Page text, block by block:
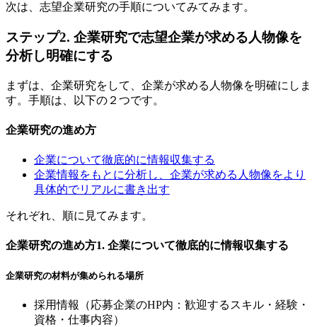
次は、志望企業研究の手順についてみてみます。
ステップ2. 企業研究で志望企業が求める人物像を
分析し明確にする
まずは、企業研究をして、企業が求める人物像を明確にしま
す。手順は、以下の２つです。
企業研究の進め方
企業について徹底的に情報収集する
企業情報をもとに分析し、企業が求める人物像をより
具体的でリアルに書き出す
それぞれ、順に見てみます。
企業研究の進め方1. 企業について徹底的に情報収集する
企業研究の材料が集められる場所
採用情報（応募企業のHP内：歓迎するスキル・経験・
資格・仕事内容）